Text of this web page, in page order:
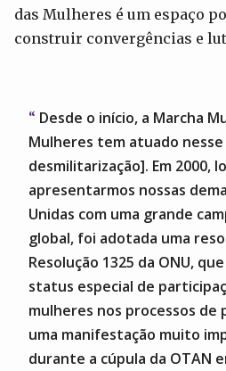
das Mulheres é um espaço
construir convergências e
Desde o início, a Marcha
Mulheres tem atuado nesse
desmilitarização]. Em 2000,
apresentarmos nossas
Unidas com uma grande
global, foi adotada uma
Resolução 1325 da ONU,
status especial de
mulheres nos processos de
uma manifestação muito
durante a cúpula da OTAN